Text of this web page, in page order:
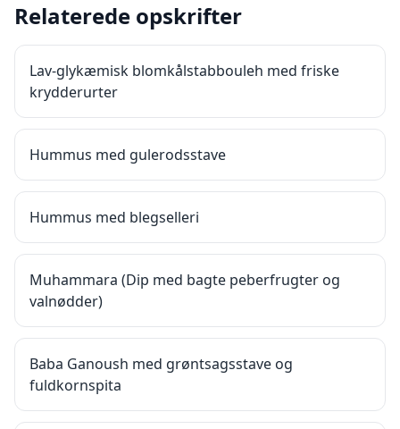
Relaterede opskrifter
Lav-glykæmisk blomkålstabbouleh med friske
krydderurter
Hummus med gulerodsstave
Hummus med blegselleri
Muhammara (Dip med bagte peberfrugter og
valnødder)
Baba Ganoush med grøntsagsstave og
fuldkornspita